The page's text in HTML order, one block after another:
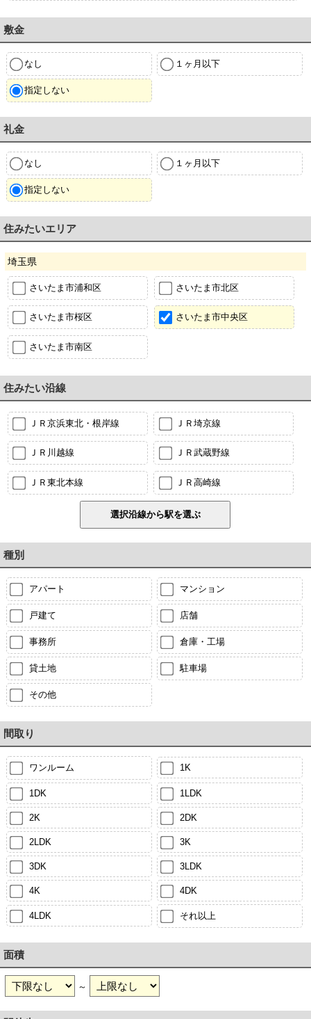
敷金
なし １ヶ月以下
指定しない
礼金
なし １ヶ月以下
指定しない
住みたいエリア
埼玉県
さいたま市浦和区 さいたま市北区
さいたま市桜区 さいたま市中央区
さいたま市南区
住みたい沿線
ＪＲ京浜東北・根岸線 ＪＲ埼京線
ＪＲ川越線 ＪＲ武蔵野線
ＪＲ東北本線 ＪＲ高崎線
種別
アパート マンション
戸建て 店舗
事務所 倉庫・工場
貸土地 駐車場
その他
間取り
ワンルーム 1K
1DK 1LDK
2K 2DK
2LDK 3K
3DK 3LDK
4K 4DK
4LDK それ以上
面積
～